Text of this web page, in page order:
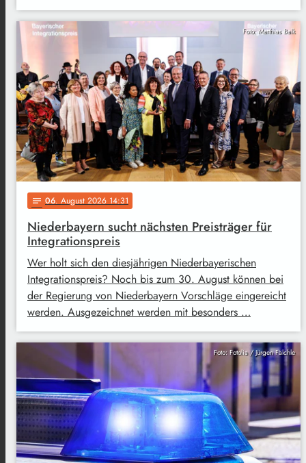
Foto: Matthias Balk
notes 06. August 2026 14:31
Niederbayern sucht nächsten Preisträger für
Integrationspreis
Wer holt sich den diesjährigen Niederbayerischen
Integrationspreis? Noch bis zum 30. August können bei
der Regierung von Niederbayern Vorschläge eingereicht
werden. Ausgezeichnet werden mit besonders …
Foto: Fotolia / Jürgen Fälchle